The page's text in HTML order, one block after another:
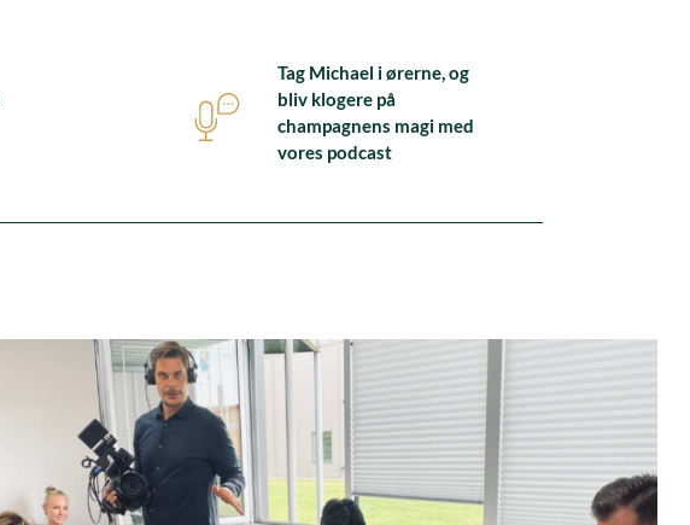
Tag Michael i ørerne, og
bliv klogere på
champagnens magi med
vores podcast